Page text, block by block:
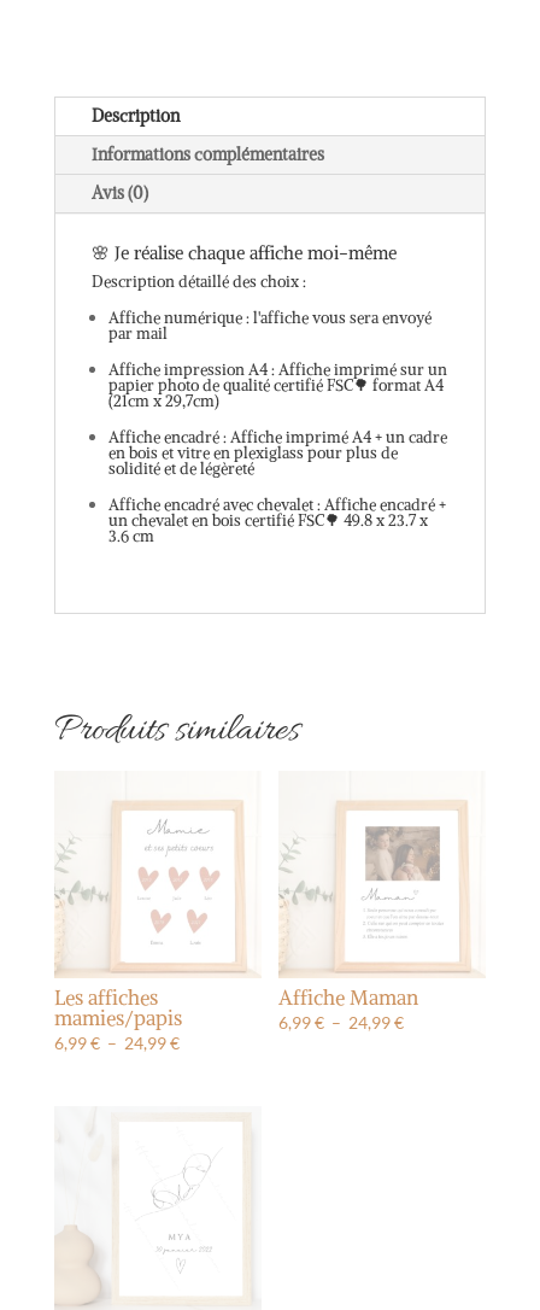
Description
Informations complémentaires
Avis (0)
🌸 Je réalise chaque affiche moi-même
Description détaillé des choix :
Affiche numérique : l'affiche vous sera envoyé
par mail
Affiche impression A4 : Affiche imprimé sur un
papier photo de qualité certifié FSC🌳 format A4
(21cm x 29,7cm)
Affiche encadré : Affiche imprimé A4 + un cadre
en bois et vitre en plexiglass pour plus de
solidité et de légèreté
Affiche encadré avec chevalet : Affiche encadré +
un chevalet en bois certifié FSC🌳 49.8 x 23.7 x
3.6 cm
Produits similaires
Les affiches
mamies/papis
6,99€ – 24,99€Plage
6,99 €
24,99 €
Affiche Maman
6,99€ – 24,99€Plage